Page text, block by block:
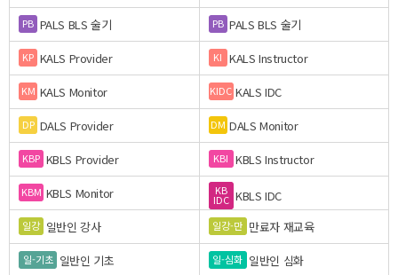
PB PALS BLS 술기 PB PALS BLS 술기
KP KALS Provider KI KALS Instructor
KM KALS Monitor KIDC KALS IDC
DP DALS Provider DM DALS Monitor
KBP KBLS Provider KBI KBLS Instructor
KBM KBLS Monitor KB
IDC KBLS IDC
일강 일반인 강사 일강-만 만료자 재교육
일-기초 일반인 기초 일-심화 일반인 심화